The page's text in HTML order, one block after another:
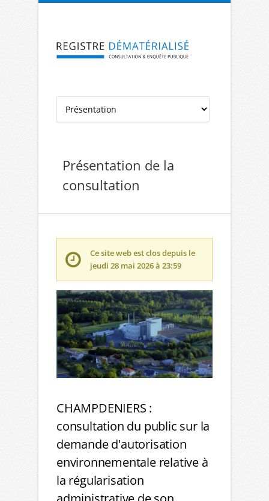
Aller à la navigation Aller au contenu
Présentation de la
consultation
Ce site web est clos depuis le
jeudi 28 mai 2026 à 23:59
CHAMPDENIERS :
consultation du public sur la
demande d'autorisation
environnementale relative à
la régularisation